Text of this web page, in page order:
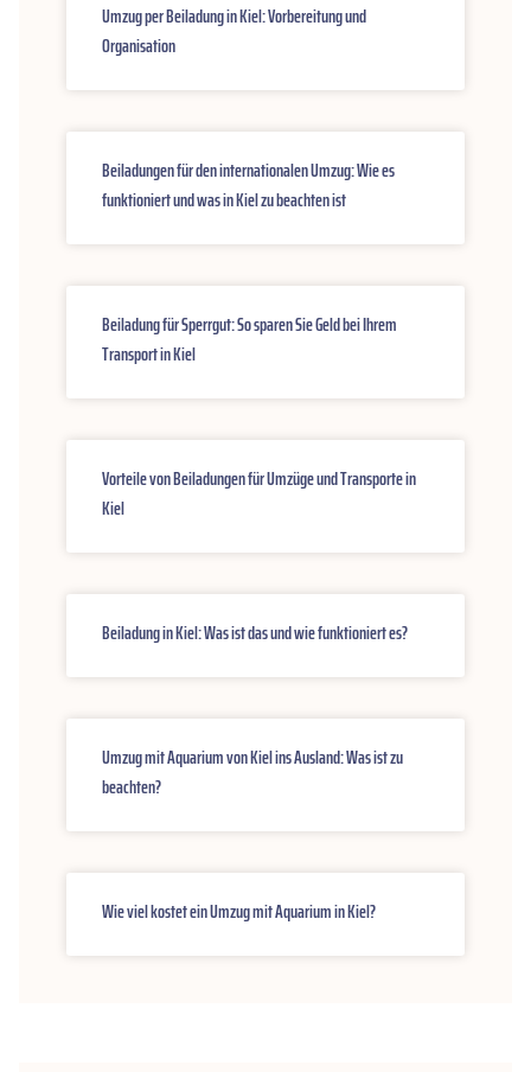
Umzug per Beiladung in Kiel: Vorbereitung und
Organisation
Beiladungen für den internationalen Umzug: Wie es
funktioniert und was in Kiel zu beachten ist
Beiladung für Sperrgut: So sparen Sie Geld bei Ihrem
Transport in Kiel
Vorteile von Beiladungen für Umzüge und Transporte in
Kiel
Beiladung in Kiel: Was ist das und wie funktioniert es?
Umzug mit Aquarium von Kiel ins Ausland: Was ist zu
beachten?
Wie viel kostet ein Umzug mit Aquarium in Kiel?